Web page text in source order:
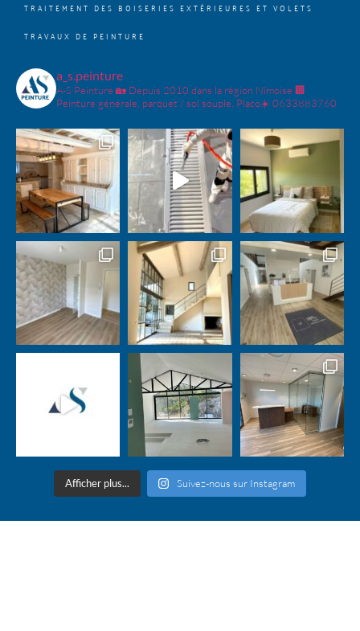
TRAITEMENT DES BOISERIES EXTÉRIEURES ET VOLETS
TRAVAUX DE PEINTURE
a_s.peinture
A-S Peinture 🏡 Depuis 2010 dans la région Nîmoise 🏢
Peinture générale, parquet / sol souple, Placo☀️ 0633883760
Afficher plus... Suivez-nous sur Instagram